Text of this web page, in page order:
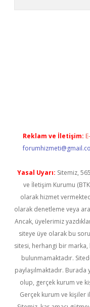
Reklam ve İletişim:
Yasal Uyarı: Sitemiz,
ve İletişim Kurumu
olarak hizmet
olarak denetleme veya
Ancak, üyelerimiz
siteye üye olarak bu
sitesi, herhangi bir marka,
bulunmamaktadır.
paylaşılmaktadır.
olup, gerçek kurum ve
Gerçek kurum ve